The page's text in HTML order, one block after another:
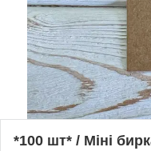
*100 шт* / Міні